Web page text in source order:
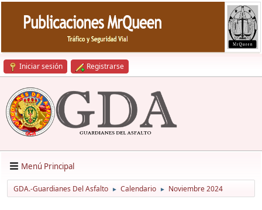
Iniciar sesión Registrarse
Menú Principal
GDA.-Guardianes Del Asfalto ► Calendario ► Noviembre 2024